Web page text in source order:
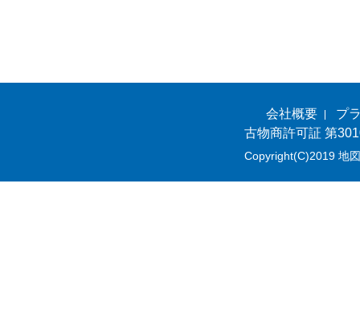
会社概要
プ
古物商許可証 第
Copyright(C)2019 地